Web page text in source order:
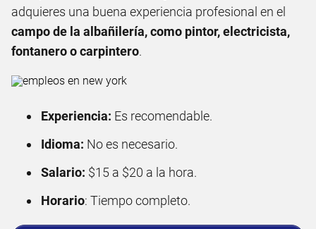
adquieres una buena experiencia profesional en el
campo de la albañilería, como pintor, electricista,
fontanero o carpintero.
Experiencia: Es recomendable.
Idioma: No es necesario.
Salario: $15 a $20 a la hora.
Horario: Tiempo completo.